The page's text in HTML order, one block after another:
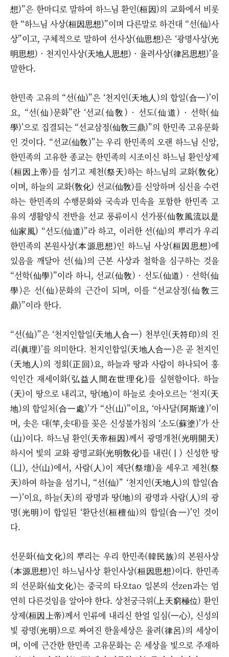
想)”은 한마디로 말하여 하느님 환인(桓因)의 교화에서 비롯
한 “하느님 사상(桓因思想)”이며 다른말로 하건대 “선(仙)사
상”이고, 구체적으로 말하여 선사상(仙思想)은 ‘광명사상(光
明思想) · 천지인사상(天地人思想) · 율려사상(律呂思想)’을
말한다.
한민족 고유의 “선(仙)”은 ‘천지인(天地人)의 합일(合一)’이
요, “선(仙)문화”란 ‘선교(仙敎) · 선도(仙道) · 선학(仙
學)’으로 집결되는 “선교삼정(仙敎三鼎)”의 한민족 고유문화
인 것이다. “선교(仙敎)”는 ​우리 한민족의 오랜 하느님 신앙,
한민족의 고유한 종교는 한민족의 시조이신 하느님 환인상제
(桓因上帝)를 섬기고 제천(祭天)하는 하느님의 교화(敎化)
이며, 하늘의 교화(敎化) 선교(仙敎)를 신앙하며 심신을 수련
하는 한민족의 수행문화와 국속과 민속을 포함한 한민족 고
유의 생활양식 전반을 선교 풍류이시 선가풍(仙敎風流以是
仙家風) “선도(仙道)”라 하고, 이러한 선(仙)의 뿌리가 우리
한민족의 본원사상(本源思想)인 하느님 사상(桓因思想)에
있음을 깨달아 선(仙)의 근본 사상과 철학을 심구하는 것을
“선학(仙學)”이라 하니, 선교(仙敎) · 선도(仙道) · 선학(仙
學)은 선(仙)문화의 근간이 되며, 이를 “선교삼정(仙敎三
鼎)”이라 한다.​
“선(仙)”은 ‘천지인합일(天地人合一) 천부인(天符印)의 진
리(眞理)’를 의미한다. 천지인합일(天地人合一)은 곧 천지인
(天地人)의 정회(正回)요, 하늘과 땅과 사람이 하나되어 홍
익인간 재세이화(弘益人間在世理化)를 실현함이다.​ 하늘
(天)이 땅으로 내리고, 땅(地)이 하늘로 솟아오르는 ‘천지(天
地)의 합일처(合一處)’가 “산(山)”이요, ‘아사달(阿斯達)’이
며, 솟은 대(竿,솟대)를 꽂은 신성불가침의 ‘소도(蘇塗)’가 산
(山)이다. 하느님 환인(天帝桓因)께서 광명개천(光明開天)
하시어 빛의 교화 광명교화(光明敎化)를 내린(丨) 신성한 땅
(凵), 산(山)에서, 사람(人)이 제단(祭壇)을 세우고 제천(祭
天)하여 하늘을 섬기니, “선(仙)” ‘천지인(天地人)의 합일(合
一)’이요, 하늘(天)의 광명과 땅(地)의 광명과 사람(人)의 광
명(光明)이 합일된 ‘환단선(桓檀仙)의 합일(合一)’인 것이
다.
선문화(仙文化)의 뿌리는 우리 한민족(韓民族)의 본원사상
(本源思想)인 하느님사상 환인사상(桓因思想)이다. 한민족
의 선문화(仙文化)는 중국의 타오tao 일본의 선zen과는 엄
연히 다른것임을 알아야 한다. 상천궁극위(上天窮極位) 환인
상제(桓因上帝)께서 인류에 내리신 한얼 일심(一心), 신성의
빛 광명(光明)으로 짜여진 한울세상은 율려(律呂)의 세상이
며, 이에 근간한 한민족 고유문화는 온 세상을 빛으로 주재하